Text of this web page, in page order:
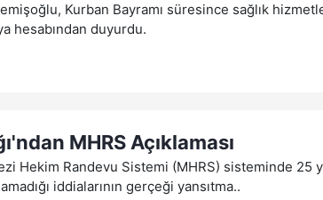
Kurban Bayramı süresince sağlık
hesabından duyurdu.
MHRS Açıklaması
Hekim Randevu Sistemi (MHRS) sisteminde 25
iddialarının gerçeği yansıtma..